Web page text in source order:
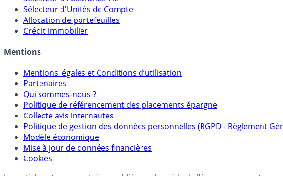
Sélecteur d'Unités de Compte
Allocation de portefeuilles
Crédit immobilier
Mentions
Mentions légales et Conditions d’utilisation
Partenaires
Qui sommes-nous ?
Politique de référencement des placements épargne
Collecte avis internautes
Politique de gestion des données personnelles (RGPD - Règlement
Modèle économique
Mise à jour de données financières
Cookies